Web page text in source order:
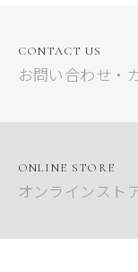
CONTACT US
お問い合わせ・
ONLINE STORE
オンラインスト